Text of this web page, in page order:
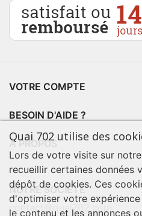
VOTRE COMPTE
BESOIN D'AIDE ?
À PROPOS
NOTRE SOCIÉTÉ
contact@quai702.com
Quai 702 utilise des
Lors de votre visite sur
recueillir certaines données
dépôt de cookies. Ces
d'optimiser votre
le contenu et les annonces